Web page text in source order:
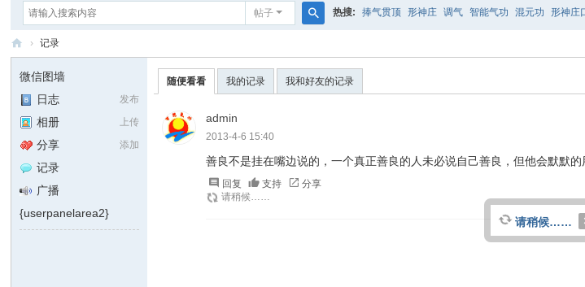
请稍候……
帖子
索
热搜: 捧气贯顶 形神庄 调气 智能气功 混元功 形神庄
气
› 记录
微信图墙
发布
日志
上传
相册
添加
分享
记录
广播
{userpanelarea2}
随便看看 我的记录 我和好友的记录
admin
2013-4-6 15:40
善良不是挂在嘴边说的，一个真正善良的人未必说自己善良，但他会默默
回复 支持
分享
请稍候……